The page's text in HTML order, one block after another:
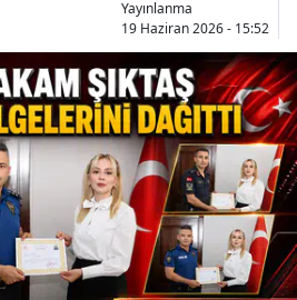
Yayınlanma
19 Haziran 2026 - 15:52